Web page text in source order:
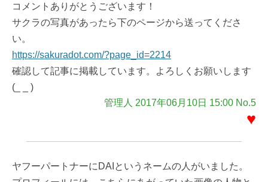
コメントありがとうございます！
サクラの写真があったら下のページから送ってくださ
い。
https://sakuradot.com/?page_id=2214
確認して記事に掲載しています。よろしくお願いします
(_ _ )
管理人 2017年06月10日 15:00 No.5
♥
ヤフーパートナーにDAIというネームの人がいました。